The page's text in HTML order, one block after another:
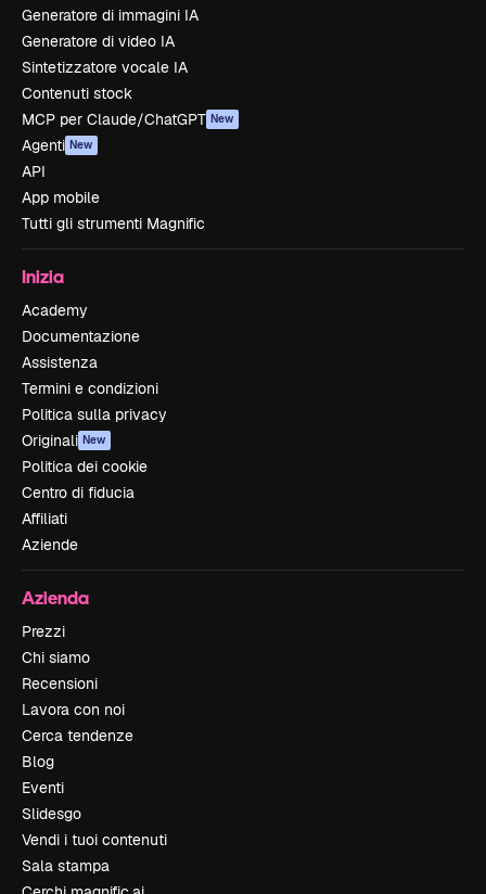
Generatore di immagini IA
Generatore di video IA
Sintetizzatore vocale IA
Contenuti stock
MCP per Claude/ChatGPT New
Agenti New
API
App mobile
Tutti gli strumenti Magnific
Inizia
Academy
Documentazione
Assistenza
Termini e condizioni
Politica sulla privacy
Originali New
Politica dei cookie
Centro di fiducia
Affiliati
Aziende
Azienda
Prezzi
Chi siamo
Recensioni
Lavora con noi
Cerca tendenze
Blog
Eventi
Slidesgo
Vendi i tuoi contenuti
Sala stampa